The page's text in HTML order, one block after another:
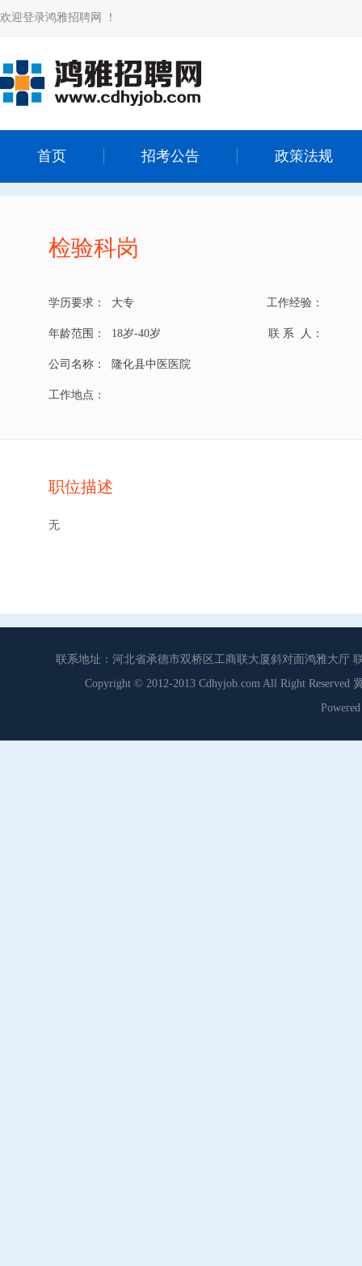
欢迎登录鸿雅招聘网 ！
首页 招考公告 政策法规
检验科岗
学历要求： 大专 工作经验：
年龄范围： 18岁-40岁 联 系 人：
公司名称： 隆化县中医医院
工作地点：
职位描述
无
联系地址：河北省承德市双桥区工商联大厦斜对面鸿雅大厅
Copyright © 2012-2013 Cdhyjob.com All Right Reserved